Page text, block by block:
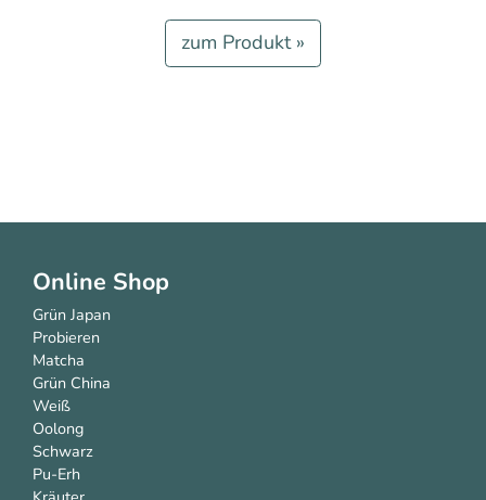
zum Produkt »
Online Shop
Grün Japan
Probieren
Matcha
Grün China
Weiß
Oolong
Schwarz
Pu-Erh